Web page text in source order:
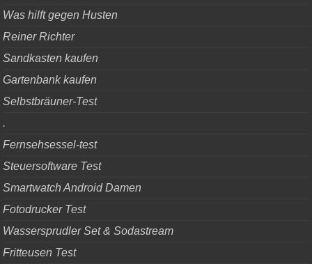
Was hilft gegen Husten
Reiner Richter
Sandkasten kaufen
Gartenbank kaufen
Selbstbräuner-Test
.
Fernsehsessel-test
Steuersoftware Test
Smartwatch Android Damen
Fotodrucker Test
Wassersprudler Set & Sodastream
Fritteusen Test